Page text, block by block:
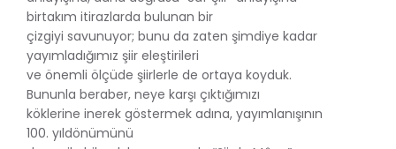
birtakım itirazlarda bulunan bir
çizgiyi savunuyor; bunu da zaten şimdiye kadar
yayımladığımız şiir eleştirileri
ve önemli ölçüde şiirlerle de ortaya koyduk.
Bununla beraber, neye karşı çıktığımızı
köklerine inerek göstermek adına, yayımlanışının
100. yıldönümünü